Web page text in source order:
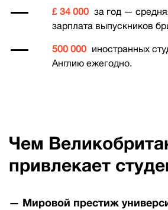
£ 34 000 за год —
зарплата выпускников
500 000 иностранных
Англию ежегодно.
Чем
привлекает
— Мировой престиж